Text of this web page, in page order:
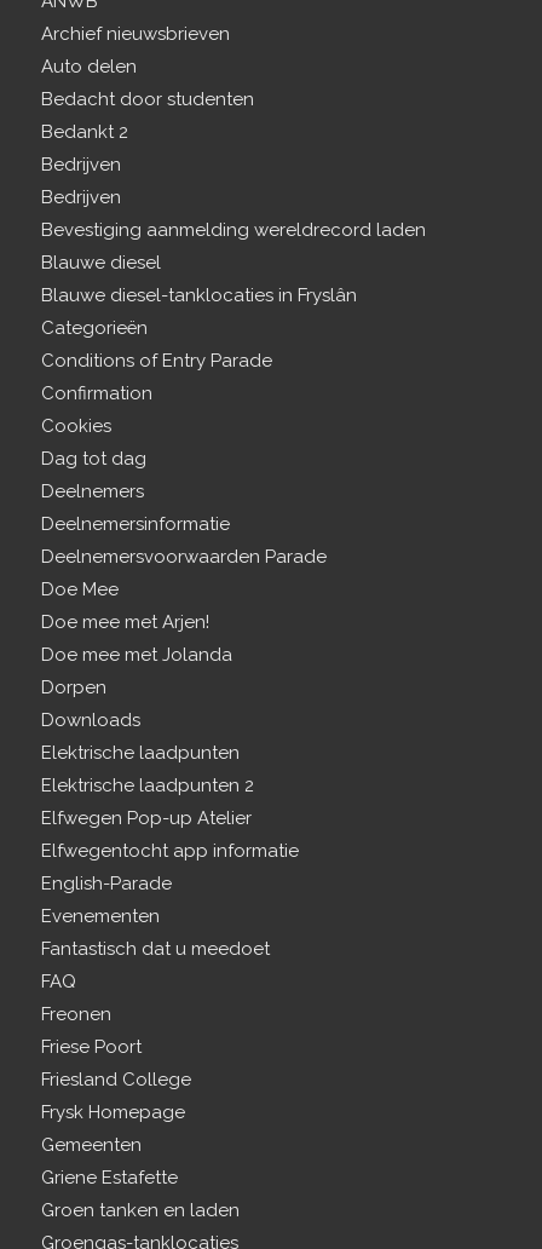
Archief nieuwsbrieven
Auto delen
Bedacht door studenten
Bedankt 2
Bedrijven
Bedrijven
Bevestiging aanmelding wereldrecord laden
Blauwe diesel
Blauwe diesel-tanklocaties in Fryslân
Categorieën
Conditions of Entry Parade
Confirmation
Cookies
Dag tot dag
Deelnemers
Deelnemersinformatie
Deelnemersvoorwaarden Parade
Doe Mee
Doe mee met Arjen!
Doe mee met Jolanda
Dorpen
Downloads
Elektrische laadpunten
Elektrische laadpunten 2
Elfwegen Pop-up Atelier
Elfwegentocht app informatie
English-Parade
Evenementen
Fantastisch dat u meedoet
FAQ
Freonen
Friese Poort
Friesland College
Frysk Homepage
Gemeenten
Griene Estafette
Groen tanken en laden
Groengas-tanklocaties